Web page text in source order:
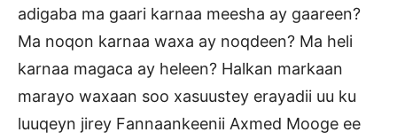
adigaba ma gaari karnaa meesha ay gaareen?
Ma noqon karnaa waxa ay noqdeen? Ma heli
karnaa magaca ay heleen? Halkan markaan
marayo waxaan soo xasuustey erayadii uu ku
luuqeyn jirey Fannaankeenii Axmed Mooge ee